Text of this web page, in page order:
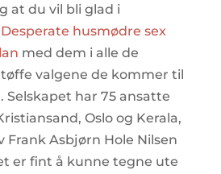
at du vil bli glad i
Desperate husmødre sex
med dem i alle de
valgene de kommer til
Selskapet har 75 ansatte
Oslo og Kerala,
Frank Asbjørn Hole Nilsen
er fint å kunne tegne ute